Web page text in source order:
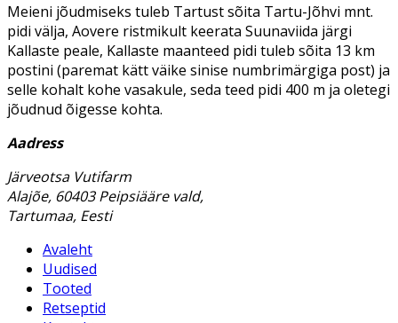
Meieni jõudmiseks tuleb Tartust sõita Tartu-Jõhvi mnt.
pidi välja, Aovere ristmikult keerata Suunaviida järgi
Kallaste peale, Kallaste maanteed pidi tuleb sõita 13 km
postini (paremat kätt väike sinise numbrimärgiga post) ja
selle kohalt kohe vasakule, seda teed pidi 400 m ja oletegi
jõudnud õigesse kohta.
Aadress
Järveotsa Vutifarm
Alajõe, 60403 Peipsiääre vald,
Tartumaa, Eesti
Avaleht
Uudised
Tooted
Retseptid